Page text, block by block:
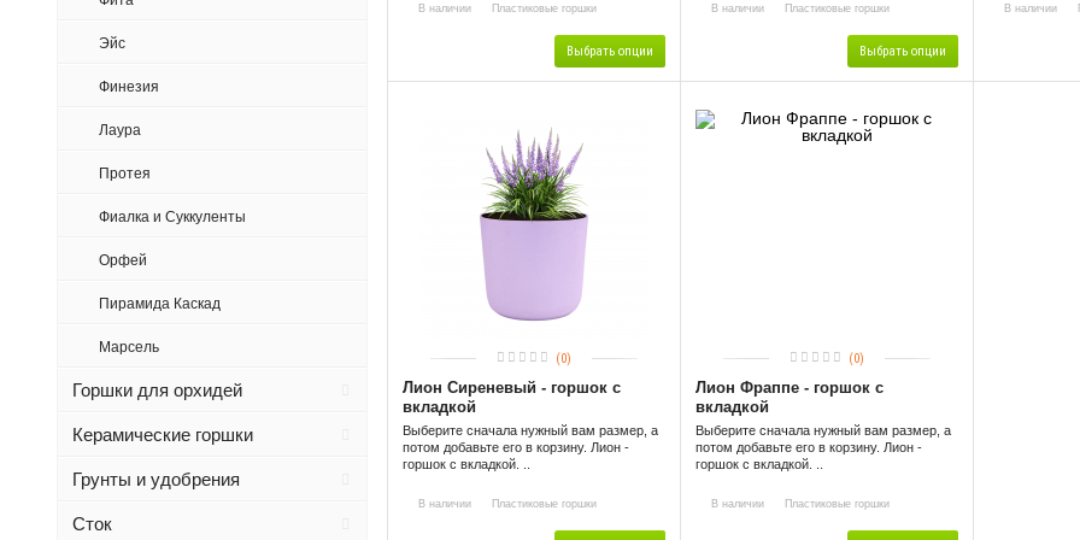
Эйс
Финезия
Лаура
Протея
Фиалка и Суккуленты
Орфей
Пирамида Каскад
Марсель
Горшки для орхидей
Керамические горшки
Грунты и удобрения
Сток
В наличии Пластиковые горшки
Выбрать опции
В наличии Пластиковые горшки
Выбрать опции
В наличии
(0)
Лион Сиреневый - горшок с
вкладкой
Выберите сначала нужный вам размер, а
потом добавьте его в корзину. Лион -
горшок с вкладкой. ..
В наличии Пластиковые горшки
(0)
Лион Фраппе - горшок с
вкладкой
Выберите сначала нужный вам размер, а
потом добавьте его в корзину. Лион -
горшок с вкладкой. ..
В наличии Пластиковые горшки